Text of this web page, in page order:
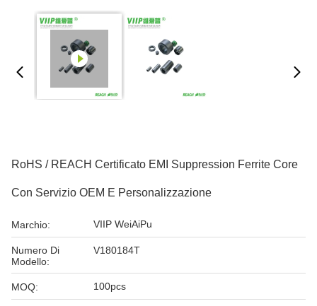
RoHS / REACH Certificato EMI Suppression Ferrite Core
Con Servizio OEM E Personalizzazione
Marchio: VIIP WeiAiPu
Numero Di
Modello:
V180184T
MOQ: 100pcs